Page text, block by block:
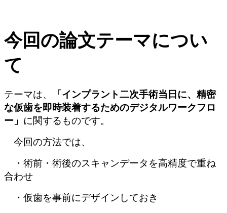
今回の論文テーマについ
て
テーマは、
「インプラント二次手術当日に、精密
な仮歯を即時装着するためのデジタルワークフロ
ー」 に関するものです。
今回の方法では、
・術前・術後のスキャンデータを高精度で重ね
合わせ
・仮歯を事前にデザインしておき